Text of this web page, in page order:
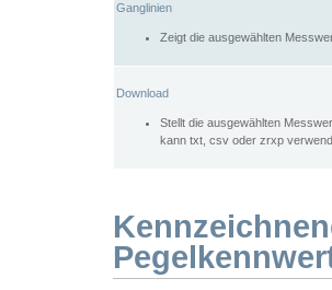
Ganglinien
Zeigt die ausgewählten
Download
Stellt die ausgewählten
kann txt, csv oder zrxp